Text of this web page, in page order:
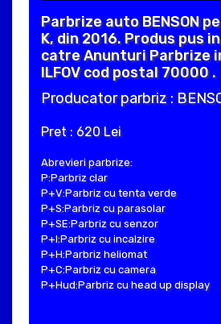
Parbrize auto BENSON
K, din 2016. Produs pus
catre Anunturi Parbrize
ILFOV cod postal 70000 .
Producator parbriz :
Pret : 620 Lei
Abrevieri parbrize:
P:Parbriz clar
P+V:Parbriz cu tenta verde
P+S:Parbriz cu parasolar
P+SE:Parbriz cu senzor
P+I:Parbriz cu incalzire
P+H:Parbriz heliomat
P+C:Parbriz cu camera
P+Hud:Parbriz cu head up display